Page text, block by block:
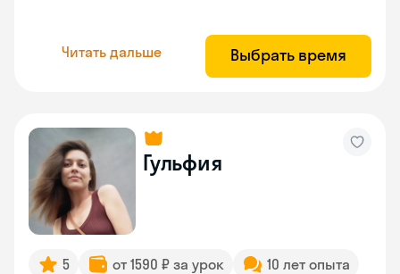
Читать дальше Выбрать время
Гульфия
5 от 1590 ₽ за урок
10 лет опыта